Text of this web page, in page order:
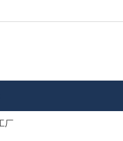
厂